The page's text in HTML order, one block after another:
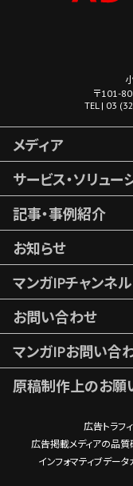
〒101-
TEL | 03
メディア
サービス・ソリュー
記事・事例紹介
お知らせ
マンガIPチャンネル
お問い合わせ
マンガIPお問い合
原稿制作上のお願
広告トラフ
広告掲載メディアの品
インフォマティブデータ